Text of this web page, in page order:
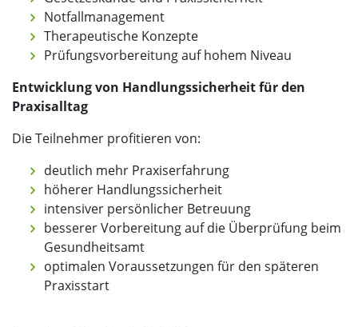
Notfallmanagement
Therapeutische Konzepte
Prüfungsvorbereitung auf hohem Niveau
Entwicklung von Handlungssicherheit für den
Praxisalltag
Die Teilnehmer profitieren von:
deutlich mehr Praxiserfahrung
höherer Handlungssicherheit
intensiver persönlicher Betreuung
besserer Vorbereitung auf die Überprüfung beim
Gesundheitsamt
optimalen Voraussetzungen für den späteren
Praxisstart